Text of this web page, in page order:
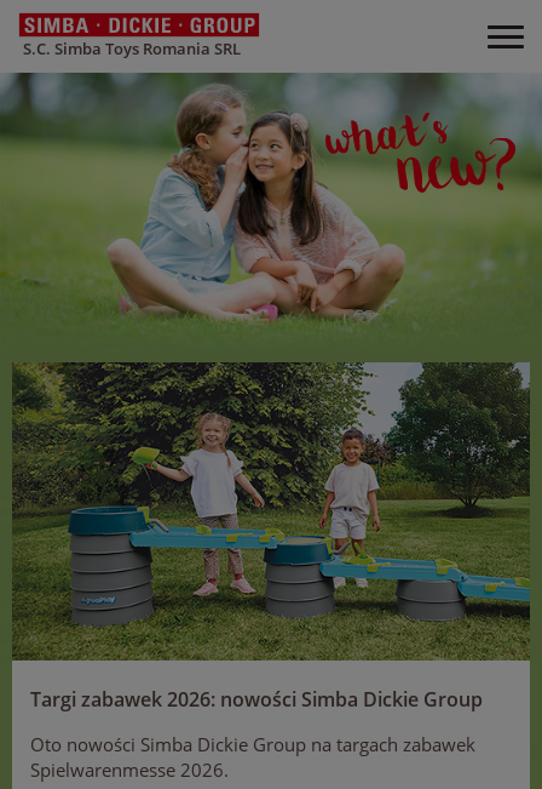
S.C. Simba Toys Romania SRL
Targi zabawek 2026: nowości Simba Dickie Group
Oto nowości Simba Dickie Group na targach zabawek
Spielwarenmesse 2026.